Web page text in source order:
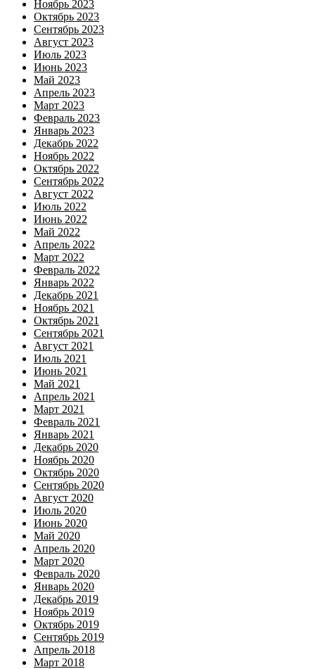
Ноябрь 2023
Октябрь 2023
Сентябрь 2023
Август 2023
Июль 2023
Июнь 2023
Май 2023
Апрель 2023
Март 2023
Февраль 2023
Январь 2023
Декабрь 2022
Ноябрь 2022
Октябрь 2022
Сентябрь 2022
Август 2022
Июль 2022
Июнь 2022
Май 2022
Апрель 2022
Март 2022
Февраль 2022
Январь 2022
Декабрь 2021
Ноябрь 2021
Октябрь 2021
Сентябрь 2021
Август 2021
Июль 2021
Июнь 2021
Май 2021
Апрель 2021
Март 2021
Февраль 2021
Январь 2021
Декабрь 2020
Ноябрь 2020
Октябрь 2020
Сентябрь 2020
Август 2020
Июль 2020
Июнь 2020
Май 2020
Апрель 2020
Март 2020
Февраль 2020
Январь 2020
Декабрь 2019
Ноябрь 2019
Октябрь 2019
Сентябрь 2019
Апрель 2018
Март 2018